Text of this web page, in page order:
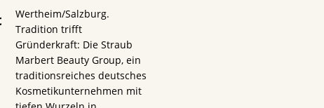
Wertheim/Salzburg.
Tradition trifft
Gründerkraft: Die Straub
Marbert Beauty Group, ein
traditionsreiches deutsches
Kosmetikunternehmen mit